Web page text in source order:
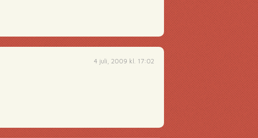
4 juli, 2009 kl. 17:02